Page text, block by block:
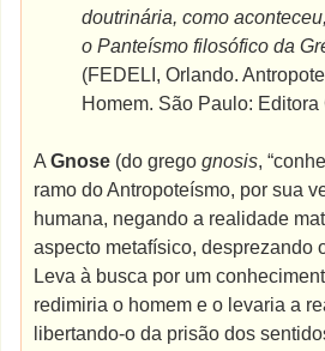
doutrinária, como
o Panteísmo filosófico da
(FEDELI, Orlando.
Homem. São Paulo: Editora
AGnose (do gregognosis,
ramo do Antropoteísmo, por sua
humana, negando a realidade
aspecto metafísico, desprezando
Leva à busca por um
redimiria o homem e o levaria a
libertando-o da prisão dos